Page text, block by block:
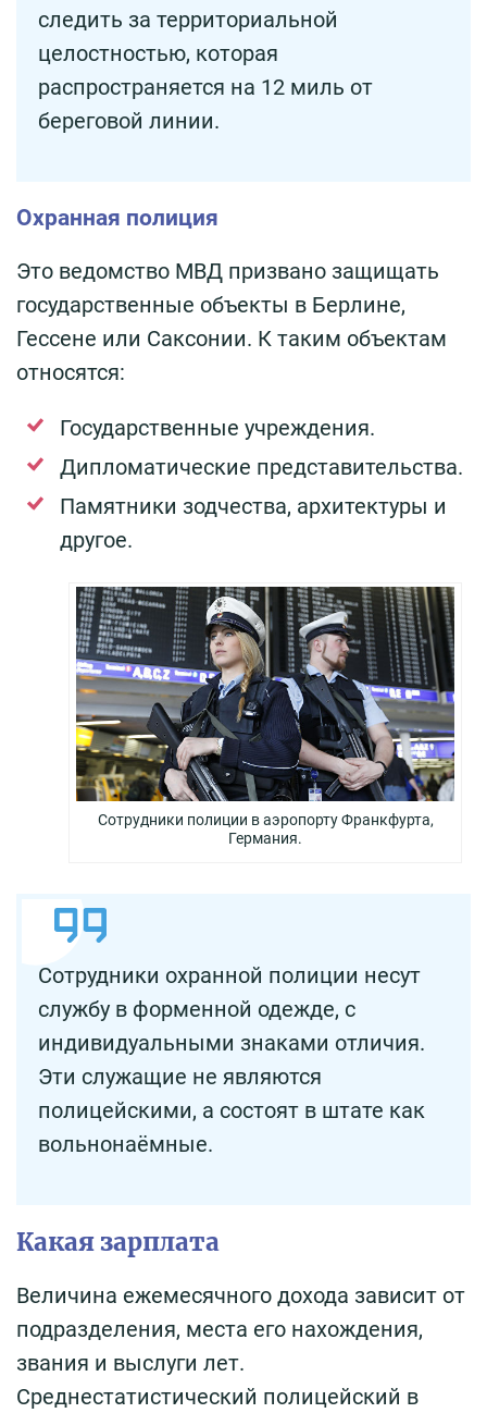
следить за территориальной
целостностью, которая
распространяется на 12 миль от
береговой линии.
Охранная полиция
Это ведомство МВД призвано защищать
государственные объекты в Берлине,
Гессене или Саксонии. К таким объектам
относятся:
Государственные учреждения.
Дипломатические представительства.
Памятники зодчества, архитектуры и
другое.
Сотрудники полиции в аэропорту Франкфурта,
Германия.
Сотрудники охранной полиции несут
службу в форменной одежде, с
индивидуальными знаками отличия.
Эти служащие не являются
полицейскими, а состоят в штате как
вольнонаёмные.
Какая зарплата
Величина ежемесячного дохода зависит от
подразделения, места его нахождения,
звания и выслуги лет.
Среднестатистический полицейский в